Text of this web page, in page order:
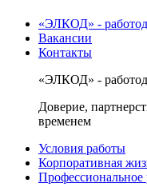
«ЭЛКОД» -
Вакансии
Контакты
«ЭЛКОД» -
Доверие,
временем
Условия работы
Корпоративная
Профессиональное